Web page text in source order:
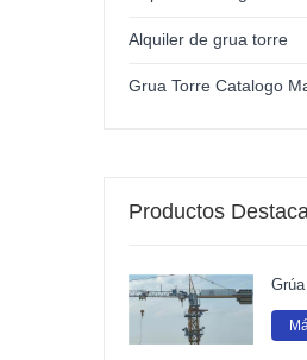
Alquiler de grua torre
Grua Torre Catalogo
Productos